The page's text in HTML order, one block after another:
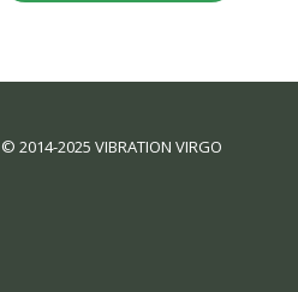
© 2014-2025 VIBRATION VIRGO